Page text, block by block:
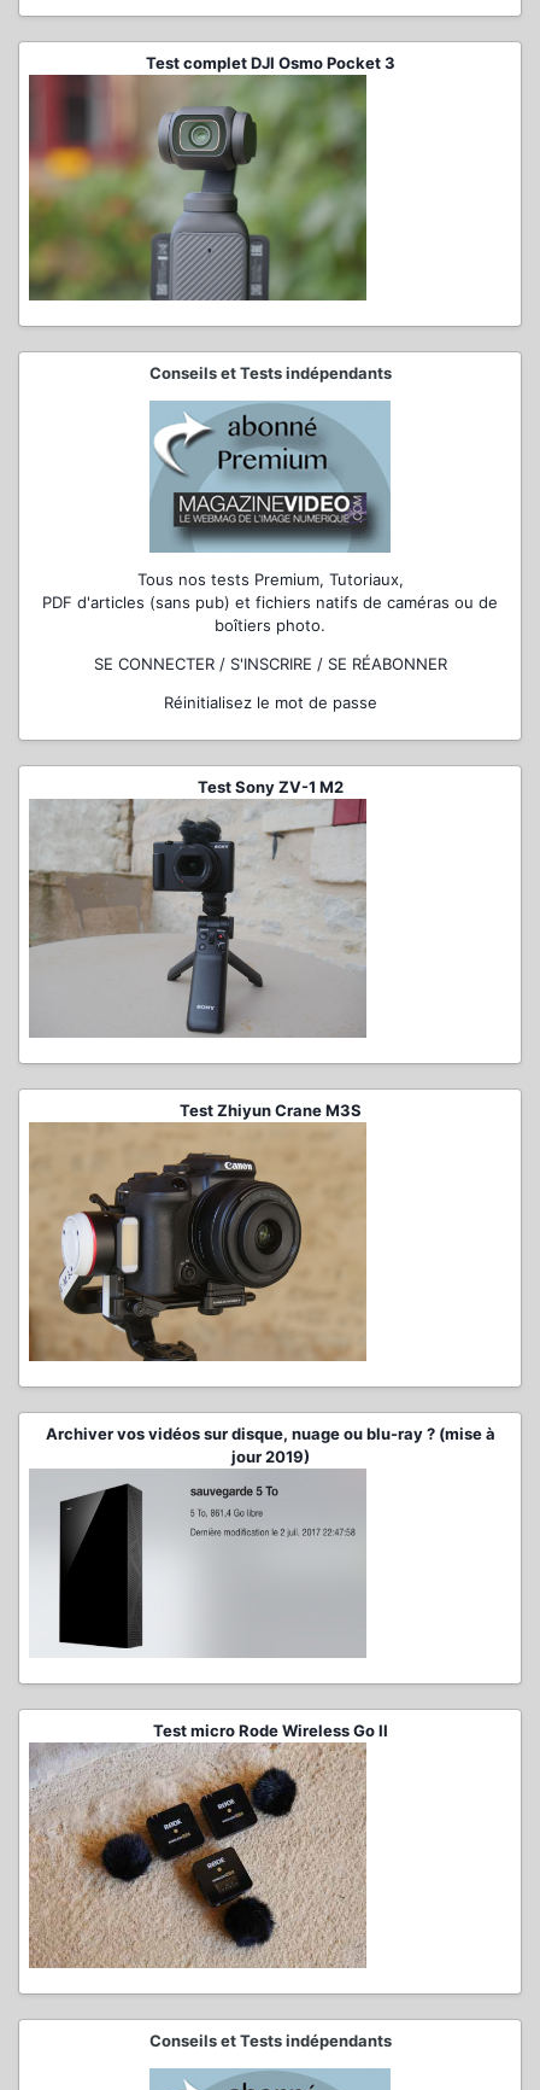
Test complet DJI Osmo Pocket 3
Conseils et Tests indépendants
Tous nos tests Premium, Tutoriaux,
PDF d'articles (sans pub) et fichiers natifs de caméras ou de
boîtiers photo.
SE CONNECTER / S'INSCRIRE / SE RÉABONNER
Réinitialisez le mot de passe
Test Sony ZV-1 M2
Test Zhiyun Crane M3S
Archiver vos vidéos sur disque, nuage ou blu-ray ? (mise à
jour 2019)
Test micro Rode Wireless Go II
Conseils et Tests indépendants